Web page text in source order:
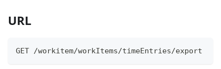
URL
GET /workitem/workItems/timeEntries/export